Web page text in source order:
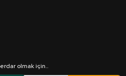
- ÇAMSAN ORDU
olmak için..